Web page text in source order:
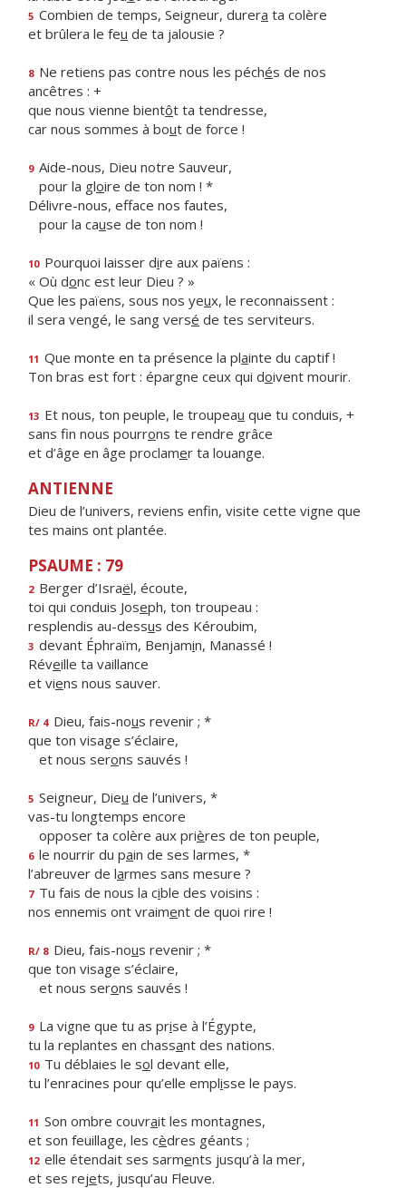
5 Combien de temps, Seigneur, durera ta colère
et brûlera le feu de ta jalousie ?
8 Ne retiens pas contre nous les péchés de nos
ancêtres : +
que nous vienne bientôt ta tendresse,
car nous sommes à bout de force !
9 Aide-nous, Dieu notre Sauveur,
pour la gloire de ton nom ! *
Délivre-nous, efface nos fautes,
pour la cause de ton nom !
10 Pourquoi laisser dire aux païens :
« Où donc est leur Dieu ? »
Que les païens, sous nos yeux, le reconnaissent :
il sera vengé, le sang versé de tes serviteurs.
11 Que monte en ta présence la plainte du captif !
Ton bras est fort : épargne ceux qui doivent mourir.
13 Et nous, ton peuple, le troupeau que tu conduis, +
sans fin nous pourrons te rendre grâce
et d’âge en âge proclamer ta louange.
ANTIENNE
Dieu de l’univers, reviens enfin, visite cette vigne que
tes mains ont plantée.
PSAUME : 79
2 Berger d’Israël, écoute,
toi qui conduis Joseph, ton troupeau :
resplendis au-dessus des Kéroubim,
3 devant Éphraïm, Benjamin, Manassé !
Réveille ta vaillance
et viens nous sauver.
R/ 4 Dieu, fais-nous revenir ; *
que ton visage s’éclaire,
et nous serons sauvés !
5 Seigneur, Dieu de l’univers, *
vas-tu longtemps encore
opposer ta colère aux prières de ton peuple,
6 le nourrir du pain de ses larmes, *
l’abreuver de larmes sans mesure ?
7 Tu fais de nous la cible des voisins :
nos ennemis ont vraiment de quoi rire !
R/ 8 Dieu, fais-nous revenir ; *
que ton visage s’éclaire,
et nous serons sauvés !
9 La vigne que tu as prise à l’Égypte,
tu la replantes en chassant des nations.
10 Tu déblaies le sol devant elle,
tu l’enracines pour qu’elle emplisse le pays.
11 Son ombre couvrait les montagnes,
et son feuillage, les cèdres géants ;
12 elle étendait ses sarments jusqu’à la mer,
et ses rejets, jusqu’au Fleuve.